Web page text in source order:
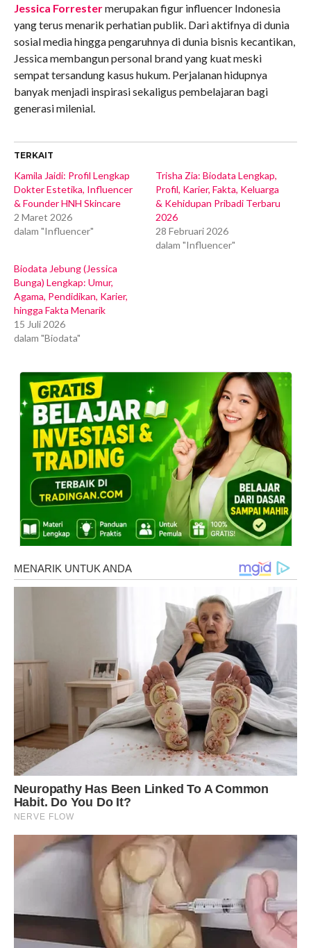
Jessica Forrestermerupakan figur influencer Indonesia
yang terus menarik perhatian publik. Dari aktifnya di dunia
sosial media hingga pengaruhnya di dunia bisnis kecantikan,
Jessica membangun personal brand yang kuat meski
sempat tersandung kasus hukum. Perjalanan hidupnya
banyak menjadi inspirasi sekaligus pembelajaran bagi
generasi milenial.
TERKAIT
Kamila Jaidi: Profil Lengkap
Dokter Estetika, Influencer
& Founder HNH Skincare
2 Maret 2026
dalam "Influencer"
Trisha Zia: Biodata Lengkap,
Profil, Karier, Fakta, Keluarga
& Kehidupan Pribadi Terbaru
2026
28 Februari 2026
dalam "Influencer"
Biodata Jebung (Jessica
Bunga) Lengkap: Umur,
Agama, Pendidikan, Karier,
hingga Fakta Menarik
15 Juli 2026
dalam "Biodata"